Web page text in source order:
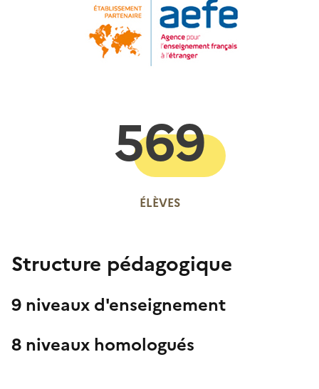
ÉLÈVES
569
Structure pédagogique
9 niveaux d'enseignement
8 niveaux homologués